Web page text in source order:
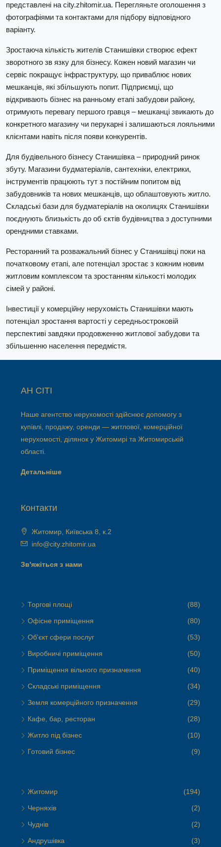
представлені на city.zhitomir.ua. Перегляньте оголошення з
фотографіями та контактами для підбору відповідного
варіанту.
Зростаюча кількість жителів Станишівки створює ефект
зворотного зв язку для бізнесу. Кожен новий магазин чи
сервіс покращує інфраструктуру, що приваблює нових
мешканців, які збільшують попит. Підприємці, що
відкривають бізнес на ранньому етапі забудови району,
отримують перевагу першого гравця – мешканці звикають до
конкретного магазину чи перукарні і залишаються лояльними
клієнтами навіть після появи конкурентів.
Для будівельного бізнесу Станишівка – природний ринок
збуту. Магазини будматеріалів, сантехніки, електрики,
інструментів працюють тут з постійним попитом від
забудовників та нових мешканців, що облаштовують житло.
Складські бази для будматеріалів на околицях Станишівки
поєднують близькість до об єктів будівництва з доступними
орендними ставками.
Ресторанний та розважальний бізнес у Станишівці поки на
початковому етапі, але потенціал зростає з кожним новим
житловим комплексом та зростанням кількості молодих
сімей у районі.
Інвестиції у комерційну нерухомість Станишівки мають
потенціал зростання вартості у середньостроковій
перспективі завдяки продовженню житлової забудови та
збільшенню населення передмістя.
АН СІТІ
Наше агентство нерухомості здійснює допомогу з
купівлі, продажу, оренди — житлової, комерційної
нерухомості, ділянок у Житомирі та Житомирській
області.
Детальніше
Контакти
Житомир, Київська 8, к.2
info@city.zhitomir.ua
Зв'яжіться з нами
Торгові площі (88)
Офісне приміщення (80)
Об'єкт сфери послуг (53)
Виробничі приміщення (50)
Приміщення вільного призначення (40)
Складські приміщення (34)
Земля комерційного призначення (29)
Кафе, бар, ресторан (28)
Житло під бізнес (10)
Готовий бізнес (9)
Житомир (194)
Черняхів (2)
Чуднів (2)
Андрушівка (3)